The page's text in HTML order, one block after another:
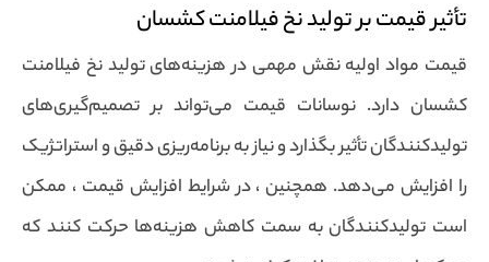
تأثیر قیمت بر تولید نخ فیلامنت کشسان
قیمت مواد اولیه نقش مهمی در هزینه‌های تولید نخ فیلامنت
کشسان دارد. نوسانات قیمت می‌تواند بر تصمیم‌گیری‌های
تولیدکنندگان تأثیر بگذارد و نیاز به برنامه‌ریزی دقیق و استراتژیک
را افزایش می‌دهد. همچنین ، در شرایط افزایش قیمت ، ممکن
است تولیدکنندگان به سمت کاهش هزینه‌ها حرکت کنند که